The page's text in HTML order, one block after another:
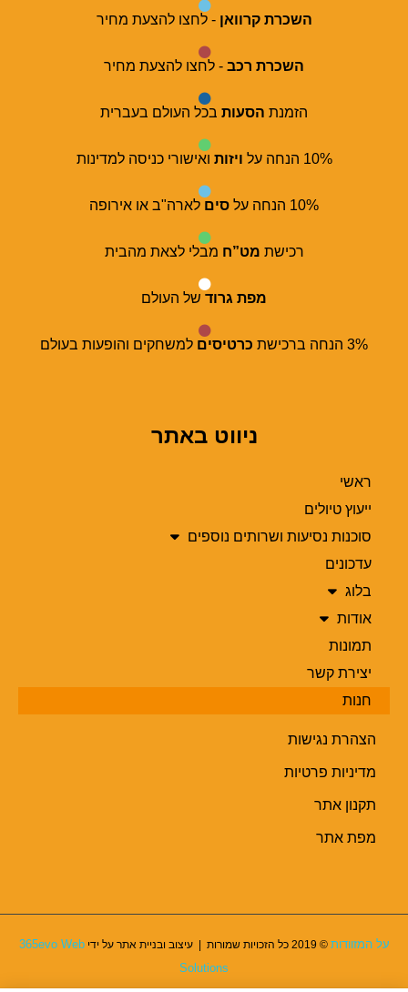
השכרת קרוואן - לחצו להצעת מחיר
השכרת רכב - לחצו להצעת מחיר
הזמנת הסעות בכל העולם בעברית
10% הנחה על ויזות ואישורי כניסה למדינות
10% הנחה על סים לארה"ב או אירופה
רכישת מט”ח מבלי לצאת מהבית
מפת גרוד של העולם
3% הנחה ברכישת כרטיסים למשחקים והופעות בעולם
ניווט באתר
ראשי
ייעוץ טיולים
סוכנות נסיעות ושרותים נוספים
עדכונים
בלוג
אודות
תמונות
יצירת קשר
חנות
הצהרת נגישות
מדיניות פרטיות
תקנון אתר
מפת אתר
על המזוודות © 2019 כל הזכויות שמורות | עיצוב ובניית אתר על ידי
365evo Web
Solutions